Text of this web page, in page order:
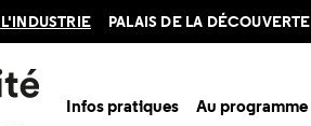
PALAIS DE LA DÉCOUVERTE
Infos pratiques Au programme